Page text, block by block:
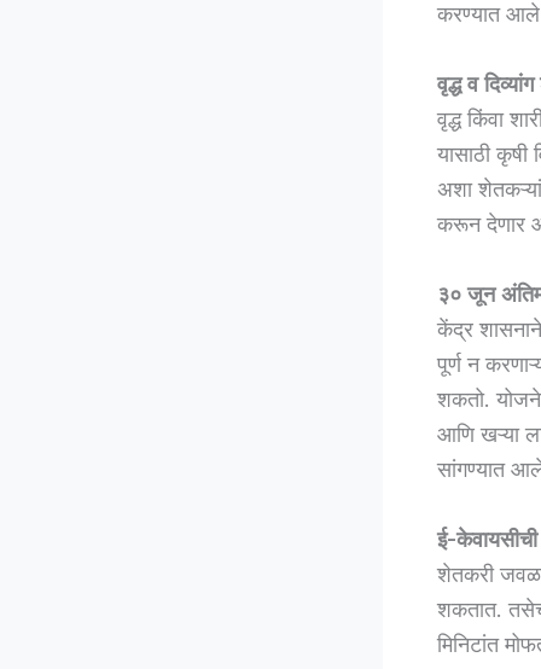
करण्यात
वृद्ध व
वृद्ध किंवा
यासाठी
अशा
करून देणार
३० जून
केंद्र
पूर्ण न
शकतो.
आणि खऱ्या
सांगण्यात
ई-केवायसीची
शेतकरी
शकतात.
मिनिटांत